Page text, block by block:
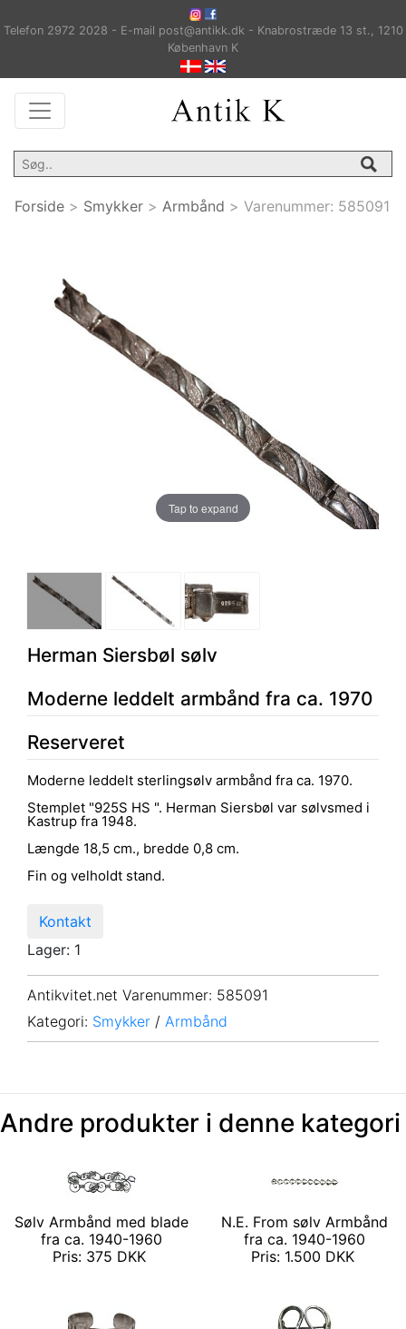
Telefon 2972 2028 - E-mail post@antikk.dk - Knabrostræde 13 st., 1210
København K
Forside > Smykker > Armbånd > Varenummer: 585091
Tap to expand
Herman Siersbøl sølv
Moderne leddelt armbånd fra ca. 1970
Reserveret
Moderne leddelt sterlingsølv armbånd fra ca. 1970.
Stemplet "925S HS ". Herman Siersbøl var sølvsmed i
Kastrup fra 1948.
Længde 18,5 cm., bredde 0,8 cm.
Fin og velholdt stand.
Kontakt
Lager: 1
Antikvitet.net Varenummer: 585091
Kategori: Smykker / Armbånd
Andre produkter i denne kategori
Sølv Armbånd med blade
fra ca. 1940-1960
Pris: 375 DKK
N.E. From sølv Armbånd
fra ca. 1940-1960
Pris: 1.500 DKK